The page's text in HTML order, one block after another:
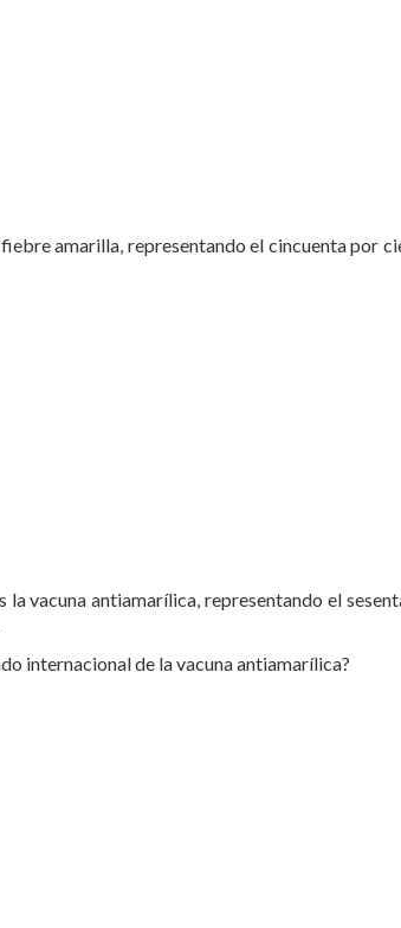
amarilla, representando el cincuenta por
vacuna antiamarílica, representando el
internacional de la vacuna antiamarílica?